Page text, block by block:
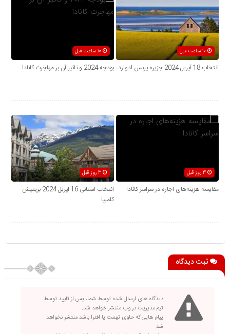
انتخاب 18 آپریل 2024 جزیره پرنس ادوارد بودجه 2024 و تاثیر آن بر مهاجرت کانادا
3 روز قبل
مقایسه هزینه‌های اجاره در سراسر کانادا
انتخاب استانی 16 اپریل 2024 بریتیش
کلمبیا
ثبت دیدگاه
دیدگاه های ارسال شده توسط شما، پس از تایید توسط
تیم مدیریت در وب منتشر خواهد شد.
پیام هایی که حاوی تهمت یا افترا باشد منتشر نخواهد
شد.